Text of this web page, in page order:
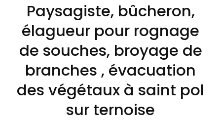
Paysagiste, bûcheron,
élagueur pour rognage
de souches, broyage de
branches , évacuation
des végétaux à saint pol
sur ternoise